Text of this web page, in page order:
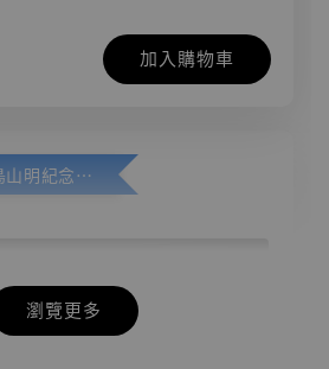
加入購物車
加購優惠【悟空 鳥山明紀念款 [奇蹟工作室]】
瀏覽更多